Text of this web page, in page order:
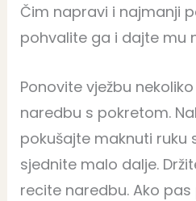
Čim napravi i najmanji
pohvalite ga i dajte mu
Ponovite vježbu
naredbu s pokretom.
pokušajte maknuti ruku
sjednite malo dalje.
recite naredbu. Ako